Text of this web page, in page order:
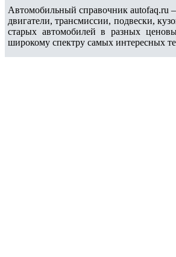
Автомобильный справочник autofaq.ru
двигатели, трансмиссии, подвески,
старых автомобилей в разных
широкому спектру самых интересных